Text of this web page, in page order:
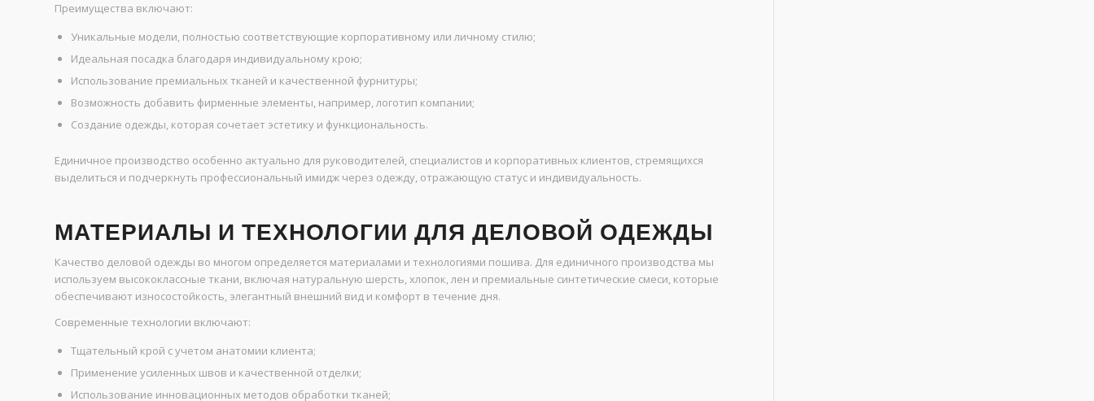
Преимущества включают:
Уникальные модели, полностью соответствующие корпоративному или личному стилю;
Идеальная посадка благодаря индивидуальному крою;
Использование премиальных тканей и качественной фурнитуры;
Возможность добавить фирменные элементы, например, логотип компании;
Создание одежды, которая сочетает эстетику и функциональность.
Единичное производство особенно актуально для руководителей, специалистов и корпоративных клиентов, стремящихся
выделиться и подчеркнуть профессиональный имидж через одежду, отражающую статус и индивидуальность.
МАТЕРИАЛЫ И ТЕХНОЛОГИИ ДЛЯ ДЕЛОВОЙ ОДЕЖДЫ
Качество деловой одежды во многом определяется материалами и технологиями пошива. Для единичного производства мы
используем высококлассные ткани, включая натуральную шерсть, хлопок, лен и премиальные синтетические смеси, которые
обеспечивают износостойкость, элегантный внешний вид и комфорт в течение дня.
Современные технологии включают:
Тщательный крой с учетом анатомии клиента;
Применение усиленных швов и качественной отделки;
Использование инновационных методов обработки тканей;